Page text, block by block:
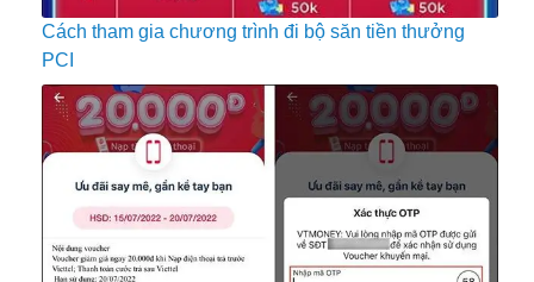
Cách tham gia chương trình đi bộ săn tiền thưởng
PCI